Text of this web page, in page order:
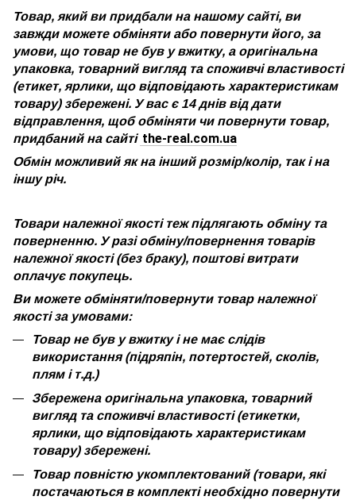
Товар, який ви придбали на нашому сайті, ви
завжди можете обміняти або повернути його, за
умови, що товар не був у вжитку, а оригінальна
упаковка, товарний вигляд та споживчі властивості
(етикет, ярлики, що відповідають характеристикам
товару) збережені. У вас є 14 днів від дати
відправлення, щоб обміняти чи повернути товар,
придбаний на сайті the-real.com.ua
Обмін можливий як на інший розмір/колір, так і на
іншу річ.
Товари належної якості теж підлягають обміну та
поверненню. У разі обміну/повернення товарів
належної якості (без браку), поштові витрати
оплачує покупець.
Ви можете обміняти/повернути товар належної
якості за умовами:
Товар не був у вжитку і не має слідів
використання (підряпін, потертостей, сколів,
плям і т.д.)
Збережена оригінальна упаковка, товарний
вигляд та споживчі властивості (етикетки,
ярлики, що відповідають характеристикам
товару) збережені.
Товар повністю укомплектований (товари, які
постачаються в комплекті необхідно повернути